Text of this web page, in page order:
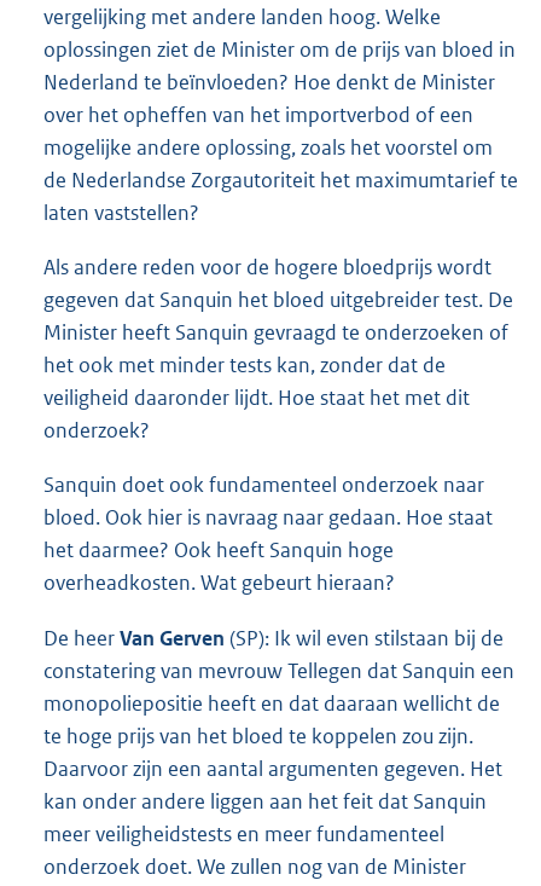
vergelijking met andere landen hoog. Welke
oplossingen ziet de Minister om de prijs van bloed in
Nederland te beïnvloeden? Hoe denkt de Minister
over het opheffen van het importverbod of een
mogelijke andere oplossing, zoals het voorstel om
de Nederlandse Zorgautoriteit het maximumtarief te
laten vaststellen?
Als andere reden voor de hogere bloedprijs wordt
gegeven dat Sanquin het bloed uitgebreider test. De
Minister heeft Sanquin gevraagd te onderzoeken of
het ook met minder tests kan, zonder dat de
veiligheid daaronder lijdt. Hoe staat het met dit
onderzoek?
Sanquin doet ook fundamenteel onderzoek naar
bloed. Ook hier is navraag naar gedaan. Hoe staat
het daarmee? Ook heeft Sanquin hoge
overheadkosten. Wat gebeurt hieraan?
De heerVan Gerven (SP): Ik wil even stilstaan bij de
constatering van mevrouw Tellegen dat Sanquin een
monopoliepositie heeft en dat daaraan wellicht de
te hoge prijs van het bloed te koppelen zou zijn.
Daarvoor zijn een aantal argumenten gegeven. Het
kan onder andere liggen aan het feit dat Sanquin
meer veiligheidstests en meer fundamenteel
onderzoek doet. We zullen nog van de Minister